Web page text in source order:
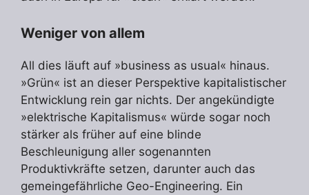
Weniger von allem
All dies läuft auf »business as usual« hinaus.
»Grün« ist an dieser Perspektive kapitalistischer
Entwicklung rein gar nichts. Der angekündigte
»elektrische Kapitalismus« würde sogar noch
stärker als früher auf eine blinde
Beschleunigung aller sogenannten
Produktivkräfte setzen, darunter auch das
gemeingefährliche Geo-Engineering. Ein